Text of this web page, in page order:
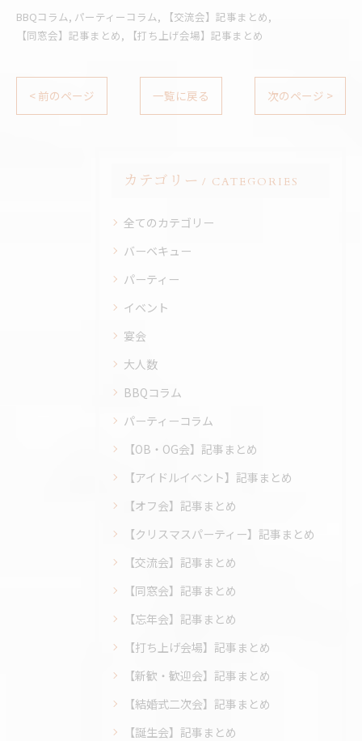
BBQコラム パーティーコラム
【交流会】記事まとめ
【同窓会】記事まとめ
【打ち上げ会場】記事まとめ
< 前のページ 一覧に戻る 次のページ >
カテゴリー CATEGORIES
全てのカテゴリー
バーベキュー
パーティー
イベント
宴会
大人数
BBQコラム
パーティーコラム
【OB・OG会】記事まとめ
【アイドルイベント】記事まとめ
【オフ会】記事まとめ
【クリスマスパーティー】記事まとめ
【交流会】記事まとめ
【同窓会】記事まとめ
【忘年会】記事まとめ
【打ち上げ会場】記事まとめ
【新歓・歓迎会】記事まとめ
【結婚式二次会】記事まとめ
【誕生会】記事まとめ